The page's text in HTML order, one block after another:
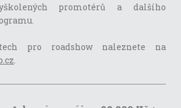
promotérů a dalšího
pro roadshow naleznete na